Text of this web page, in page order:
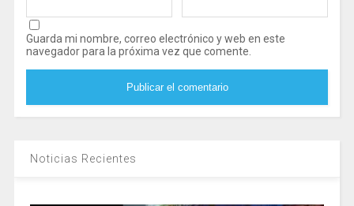
Guarda mi nombre, correo electrónico y web en este
navegador para la próxima vez que comente.
Noticias Recientes